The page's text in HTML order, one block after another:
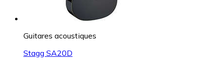
Guitares acoustiques
Stagg SA20D